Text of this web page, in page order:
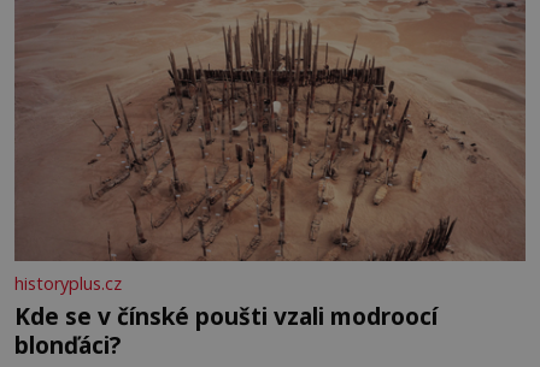
historyplus.cz
Kde se v čínské poušti vzali modroocí
blonďáci?